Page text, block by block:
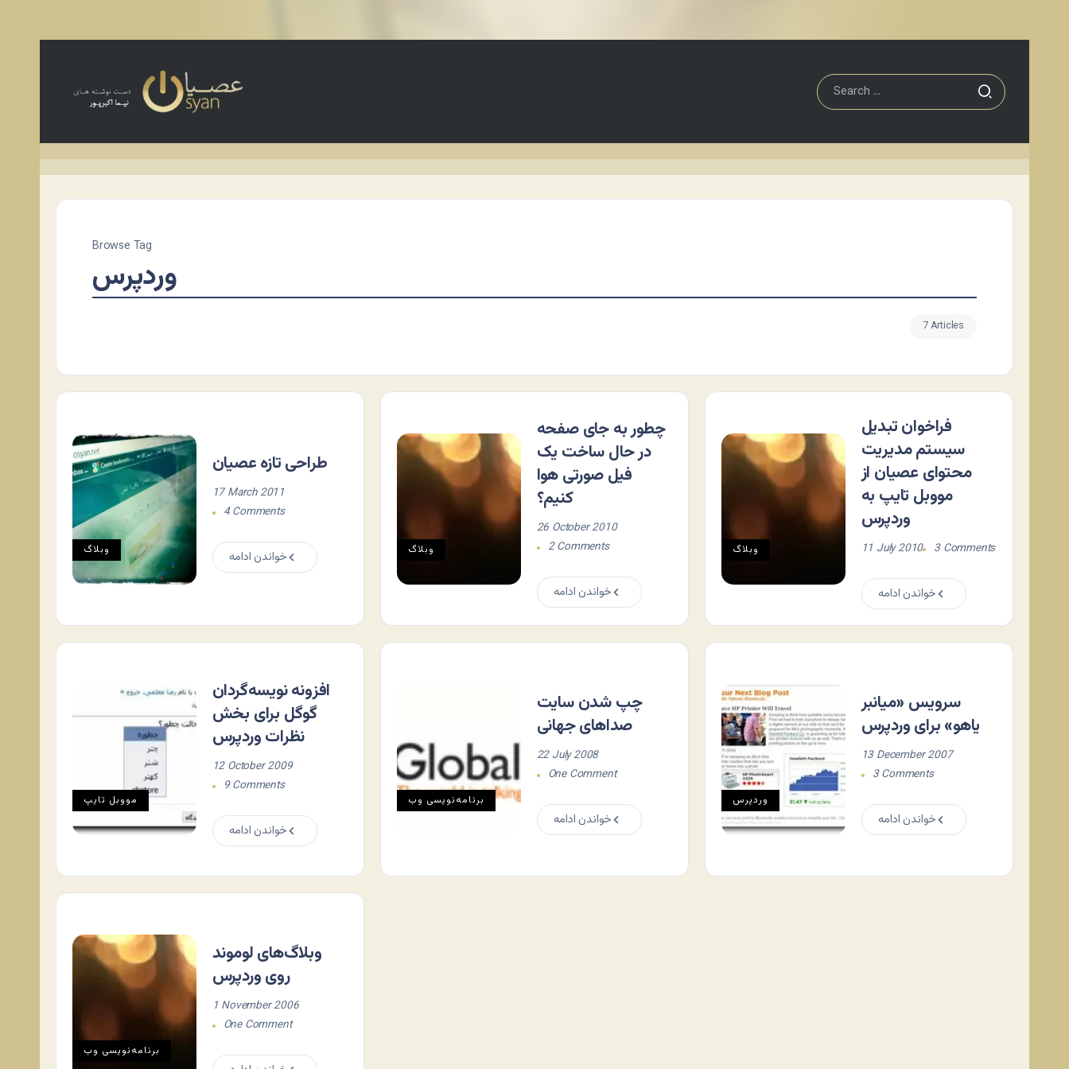
Browse Tag
وردپرس
7 Articles
وبلاگ
طراحی تازه عصیان
17 March 2011
4 Comments
خواندن ادامه وبلاگ
چطور به جای صفحه
در حال ساخت یک
فیل صورتی هوا
کنیم؟
26 October 2010
2 Comments
خواندن ادامه
وبلاگ
فراخوان تبدیل
سیستم مدیریت
محتوای عصیان از
مووبل تایپ به
وردپرس
11 July 2010 3 Comments
خواندن ادامه
مووبل تايپ
افزونه نویسه‌گردان
گوگل برای بخش
نظرات وردپرس
12 October 2009
9 Comments
خواندن ادامه
برنامه‌نويسی وب
چپ شدن سایت
صداهای جهانی
22 July 2008
One Comment
خواندن ادامه
وردپرس
سرویس «میانبر
یاهو» برای وردپرس
13 December 2007
3 Comments
خواندن ادامه
برنامه‌نويسی وب
وبلاگ‌های لوموند
روی وردپرس
1 November 2006
One Comment